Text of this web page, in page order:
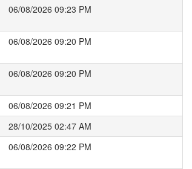
06/08/2026 09:23 PM
06/08/2026 09:20 PM
06/08/2026 09:20 PM
06/08/2026 09:21 PM
28/10/2025 02:47 AM
06/08/2026 09:22 PM